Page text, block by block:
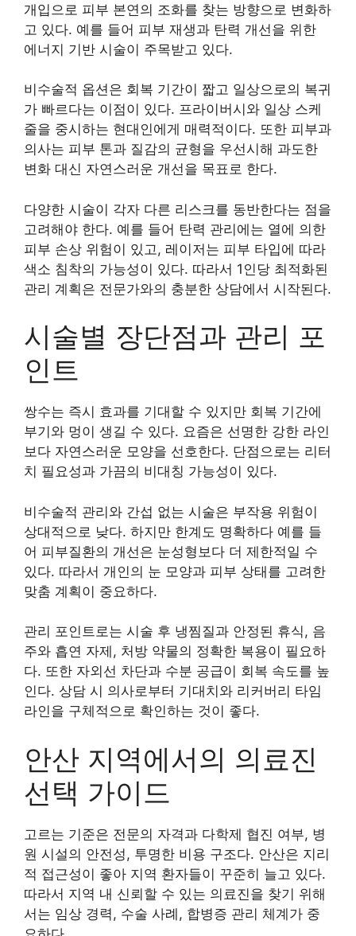
개입으로 피부 본연의 조화를 찾는 방향으로 변화하
고 있다. 예를 들어 피부 재생과 탄력 개선을 위한
에너지 기반 시술이 주목받고 있다.
비수술적 옵션은 회복 기간이 짧고 일상으로의 복귀
가 빠르다는 이점이 있다. 프라이버시와 일상 스케
줄을 중시하는 현대인에게 매력적이다. 또한 피부과
의사는 피부 톤과 질감의 균형을 우선시해 과도한
변화 대신 자연스러운 개선을 목표로 한다.
다양한 시술이 각자 다른 리스크를 동반한다는 점을
고려해야 한다. 예를 들어 탄력 관리에는 열에 의한
피부 손상 위험이 있고, 레이저는 피부 타입에 따라
색소 침착의 가능성이 있다. 따라서 1인당 최적화된
관리 계획은 전문가와의 충분한 상담에서 시작된다.
시술별 장단점과 관리 포
인트
쌍수는 즉시 효과를 기대할 수 있지만 회복 기간에
부기와 멍이 생길 수 있다. 요즘은 선명한 강한 라인
보다 자연스러운 모양을 선호한다. 단점으로는 리터
치 필요성과 가끔의 비대칭 가능성이 있다.
비수술적 관리와 간섭 없는 시술은 부작용 위험이
상대적으로 낮다. 하지만 한계도 명확하다 예를 들
어 피부질환의 개선은 눈성형보다 더 제한적일 수
있다. 따라서 개인의 눈 모양과 피부 상태를 고려한
맞춤 계획이 중요하다.
관리 포인트로는 시술 후 냉찜질과 안정된 휴식, 음
주와 흡연 자제, 처방 약물의 정확한 복용이 필요하
다. 또한 자외선 차단과 수분 공급이 회복 속도를 높
인다. 상담 시 의사로부터 기대치와 리커버리 타임
라인을 구체적으로 확인하는 것이 좋다.
안산 지역에서의 의료진
선택 가이드
고르는 기준은 전문의 자격과 다학제 협진 여부, 병
원 시설의 안전성, 투명한 비용 구조다. 안산은 지리
적 접근성이 좋아 지역 환자들이 꾸준히 늘고 있다.
따라서 지역 내 신뢰할 수 있는 의료진을 찾기 위해
서는 임상 경력, 수술 사례, 합병증 관리 체계가 중